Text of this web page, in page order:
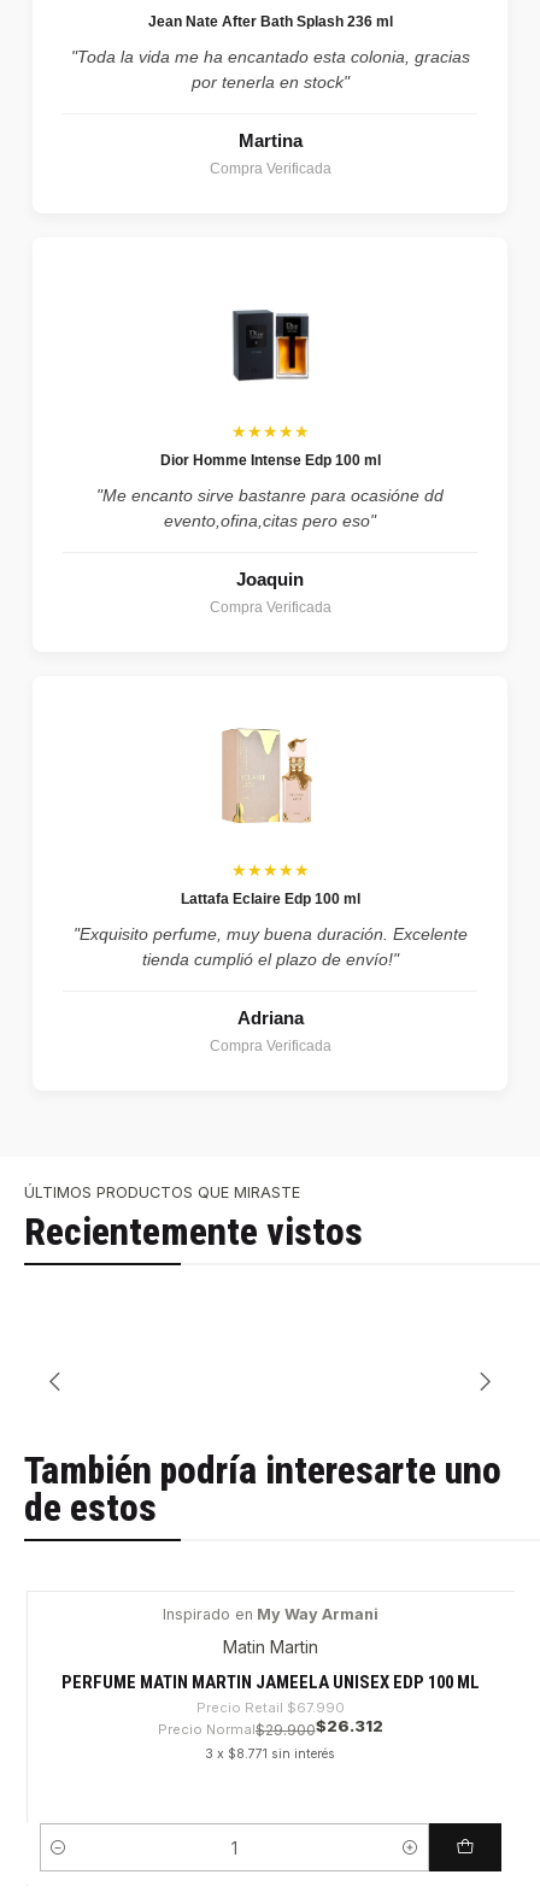
Jean Nate After Bath Splash 236 ml
"Toda la vida me ha encantado esta colonia, gracias
por tenerla en stock"
Martina
Compra Verificada
★★★★★
Dior Homme Intense Edp 100 ml
"Me encanto sirve bastanre para ocasióne dd
evento,ofina,citas pero eso"
Joaquin
Compra Verificada
★★★★★
Lattafa Eclaire Edp 100 ml
"Exquisito perfume, muy buena duración. Excelente
tienda cumplió el plazo de envío!"
Adriana
Compra Verificada
ÚLTIMOS PRODUCTOS QUE MIRASTE
Recientemente vistos
También podría interesarte uno
de estos
Inspirado en My Way Armani
Matin Martin
PERFUME MATIN MARTIN JAMEELA UNISEX EDP 100 ML
Precio Retail $67.990
Precio Normal$29.900$26.312
3 x $8.771 sin interés
Cantidad